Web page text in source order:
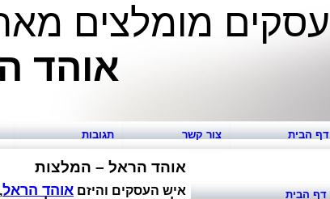
עסקים מומלצים
אוהד
דף הבית צור קשר תגובות
דף הבית
אוהד הראל – המלצות
איש העסקים והיזם אוהד הראל